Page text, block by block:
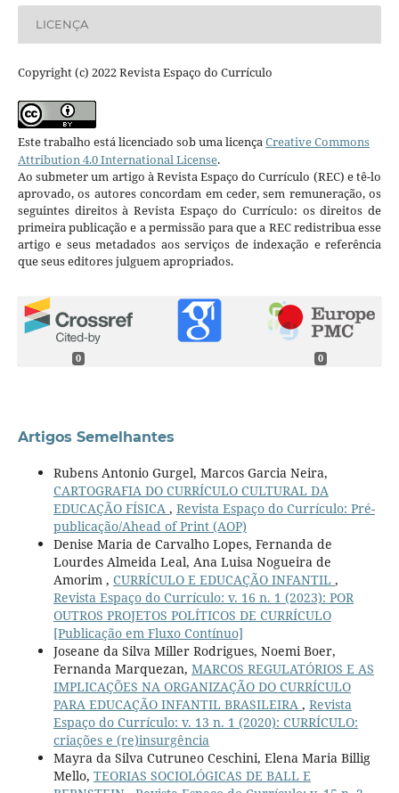
LICENÇA
Copyright (c) 2022 Revista Espaço do Currículo
Este trabalho está licenciado sob uma licença Creative Commons
Attribution 4.0 International License.
Ao submeter um artigo à Revista Espaço do Currículo (REC) e tê-lo
aprovado, os autores concordam em ceder, sem remuneração, os
seguintes direitos à Revista Espaço do Currículo: os direitos de
primeira publicação e a permissão para que a REC redistribua esse
artigo e seus metadados aos serviços de indexação e referência
que seus editores julguem apropriados.
0 0
Artigos Semelhantes
Rubens Antonio Gurgel, Marcos Garcia Neira,
CARTOGRAFIA DO CURRÍCULO CULTURAL DA
EDUCAÇÃO FÍSICA , Revista Espaço do Currículo: Pré-
publicação/Ahead of Print (AOP)
Denise Maria de Carvalho Lopes, Fernanda de
Lourdes Almeida Leal, Ana Luisa Nogueira de
Amorim , CURRÍCULO E EDUCAÇÃO INFANTIL ,
Revista Espaço do Currículo: v. 16 n. 1 (2023): POR
OUTROS PROJETOS POLÍTICOS DE CURRÍCULO
[Publicação em Fluxo Contínuo]
Joseane da Silva Miller Rodrigues, Noemi Boer,
Fernanda Marquezan, MARCOS REGULATÓRIOS E AS
IMPLICAÇÕES NA ORGANIZAÇÃO DO CURRÍCULO
PARA EDUCAÇÃO INFANTIL BRASILEIRA , Revista
Espaço do Currículo: v. 13 n. 1 (2020): CURRÍCULO:
criações e (re)insurgência
Mayra da Silva Cutruneo Ceschini, Elena Maria Billig
Mello, TEORIAS SOCIOLÓGICAS DE BALL E